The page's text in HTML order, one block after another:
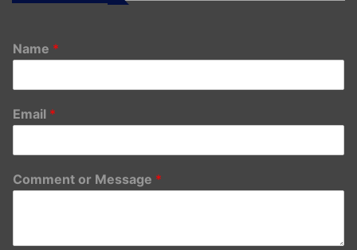
Name *
Email *
Comment or Message *